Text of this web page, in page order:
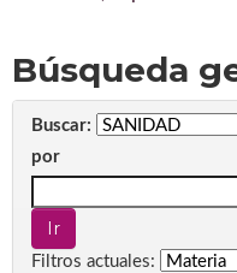
Búsqueda
Buscar:
por
Filtros actuales: